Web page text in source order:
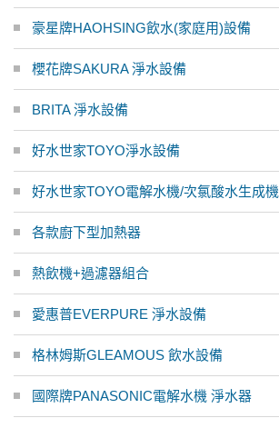
豪星牌HAOHSING飲水(家庭用)設備
櫻花牌SAKURA 淨水設備
BRITA 淨水設備
好水世家TOYO淨水設備
好水世家TOYO電解水機/次氯酸水生成機
各款廚下型加熱器
熱飲機+過濾器組合
愛惠普EVERPURE 淨水設備
格林姆斯GLEAMOUS 飲水設備
國際牌PANASONIC電解水機 淨水器